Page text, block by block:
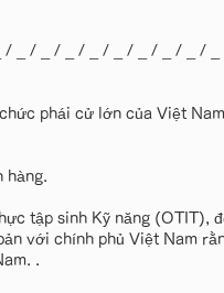
_ / _ / _ / _ / _ / _ / _ / _ /
phái cử lớn của Việt
hàng.
tập sinh Kỹ năng (OTIT),
với chính phủ Việt Nam
.